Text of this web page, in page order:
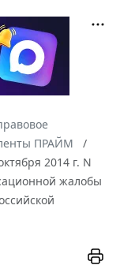
ПРАЙМ
2014 г. N
жалобы